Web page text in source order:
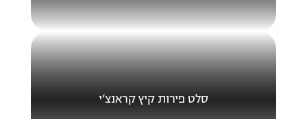
סלט פירות קיץ קראנצ’י